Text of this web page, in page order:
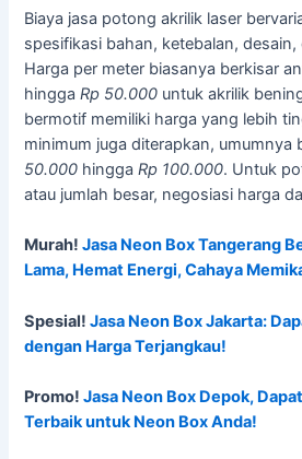
Biaya jasa potong akrilik laser
spesifikasi bahan, ketebalan,
Harga per meter biasanya berkisar
hinggaRp 50.000 untuk akrilik
bermotif memiliki harga yang lebih
minimum juga diterapkan, umumnya
50.000 hinggaRp 100.000. Untuk
atau jumlah besar, negosiasi harga
Murah!Jasa Neon Box Tangerang
Lama, Hemat Energi, Cahaya
Spesial!Jasa Neon Box Jakarta:
dengan Harga Terjangkau!
Promo!Jasa Neon Box Depok,
Terbaik untuk Neon Box Anda!